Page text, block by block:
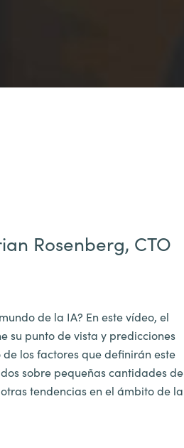
Rosenberg, CTO
de la IA? En este vídeo, el
su punto de vista y predicciones
los factores que definirán este
sobre pequeñas cantidades de
tendencias en el ámbito de la